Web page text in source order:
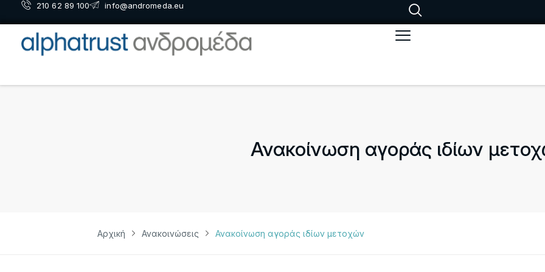
210 62 89 100 info@andromeda.eu
Ανακοίνωση αγοράς ιδίων
Αρχική Ανακοινώσεις Ανακοίνωση αγοράς ιδίων μετοχών